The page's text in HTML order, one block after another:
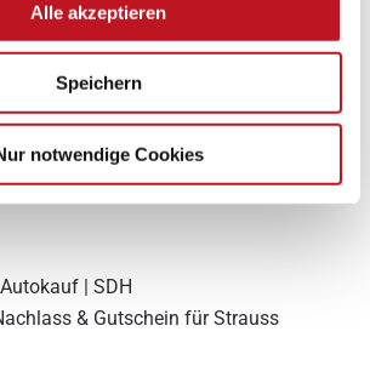
Alle akzeptieren
Speichern
notwendige Cookies
– SDH Handwerker
Deal | SDH-Prämienaktion
- 4 Gewinnt Aktion | SDH
| SDH
& Gutschein für Strauss